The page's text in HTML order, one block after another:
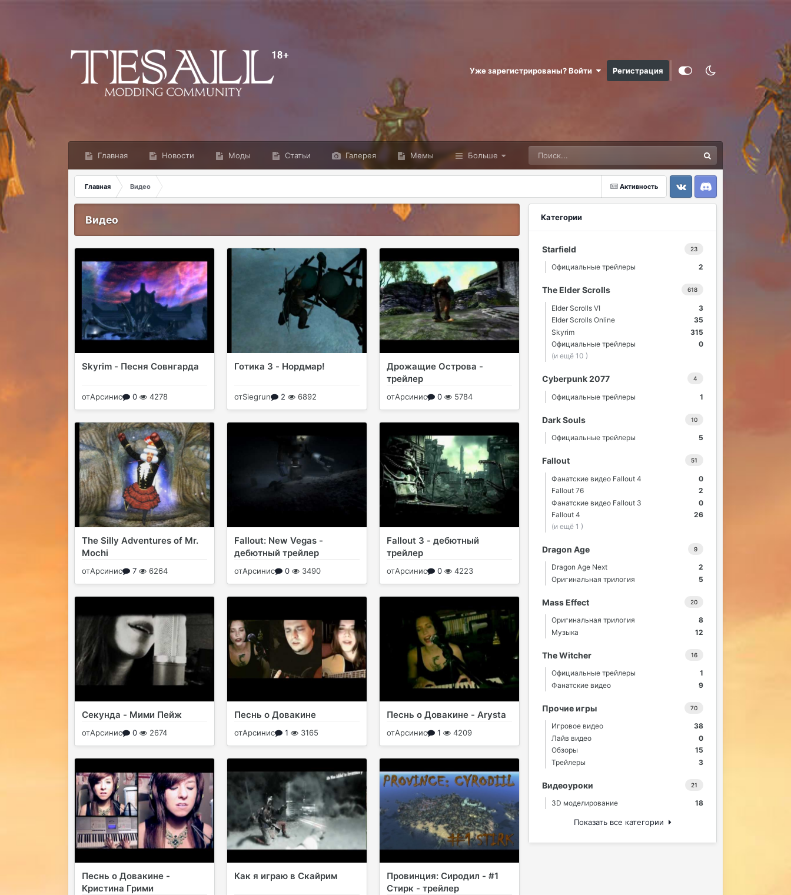
Уже зарегистрированы? Войти Регистрация
Главная Новости Моды Статьи Галерея Мемы Больше
Активность
Главная
Видео
VK
Discord
Видео
Skyrim - Песня Совнгарда
отАрсинис 0 4278
Готика 3 - Нордмар!
отSiegrun 2 6892
Дрожащие Острова -
трейлер
отАрсинис 0 5784
The Silly Adventures of Mr.
Mochi
отАрсинис 7 6264
Fallout: New Vegas -
дебютный трейлер
отАрсинис 0 3490
Fallout 3 - дебютный
трейлер
отАрсинис 0 4223
Секунда - Мими Пейж
отАрсинис 0 2674
Песнь о Довакине
отАрсинис 1 3165
Песнь о Довакине - Arysta
отАрсинис 1 4209
Песнь о Довакине -
Кристина Грими
Как я играю в Скайрим
Провинция: Сиродил - #1
Стирк - трейлер
Категории
23
Starfield
2
Официальные трейлеры
618
The Elder Scrolls
3
Elder Scrolls VI
35
Elder Scrolls Online
315
Skyrim
0
Официальные трейлеры
(и ещё 10 )
4
Cyberpunk 2077
1
Официальные трейлеры
10
Dark Souls
5
Официальные трейлеры
51
Fallout
0
Фанатские видео Fallout 4
2
Fallout 76
0
Фанатские видео Fallout 3
26
Fallout 4
(и ещё 1 )
9
Dragon Age
2
Dragon Age Next
5
Оригинальная трилогия
20
Mass Effect
8
Оригинальная трилогия
12
Музыка
16
The Witcher
1
Официальные трейлеры
9
Фанатские видео
70
Прочие игры
38
Игровое видео
0
Лайв видео
15
Обзоры
3
Трейлеры
21
Видеоуроки
18
3D моделирование
Показать все категории